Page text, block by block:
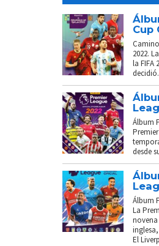
Cup
2022.
la FIFA
Álbum
desde
Álbum
La
El